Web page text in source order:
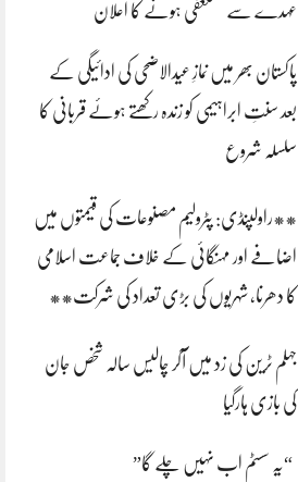
عہدے سے مستعفی ہونے کا اعلان
پاکستان بھر میں نمازِ عیدالاضحی کی ادائیگی کے
بعد سنتِ ابراہیمی کو زندہ رکھتے ہوئے قربانی کا
سلسلہ شروع
**راولپنڈی: پٹرولیم مصنوعات کی قیمتوں میں
اضافے اور مہنگائی کے خلاف جماعت اسلامی
کا دھرنا، شہریوں کی بڑی تعداد کی شرکت**
جہلم ٹرین کی زد میں آکر چالیس سالہ شخص جان
کی بازی ہارگیا
“یہ سسٹم اب نہیں چلے گا”